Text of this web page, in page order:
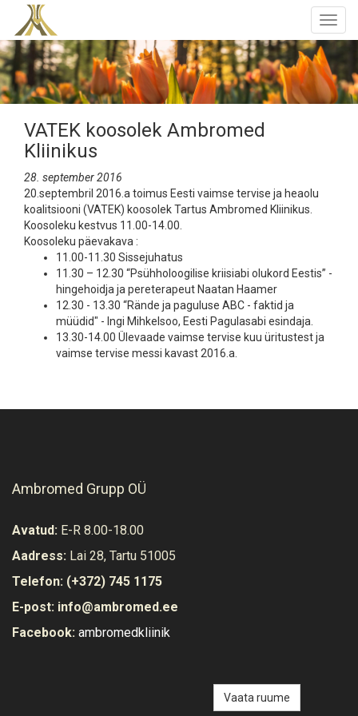
VATEK koosolek Ambromed
Kliinikus
28. september 2016
20.septembril 2016.a toimus Eesti vaimse tervise ja heaolu
koalitsiooni (VATEK) koosolek Tartus Ambromed Kliinikus.
Koosoleku kestvus 11.00-14.00.
Koosoleku päevakava :
11.00-11.30 Sissejuhatus
11.30 – 12.30 “Psühholoogilise kriisiabi olukord Eestis” -
hingehoidja ja pereterapeut Naatan Haamer
12.30 - 13.30 “Rände ja paguluse ABC - faktid ja
müüdid" - Ingi Mihkelsoo, Eesti Pagulasabi esindaja.
13.30-14.00 Ülevaade vaimse tervise kuu üritustest ja
vaimse tervise messi kavast 2016.a.
Ambromed Grupp OÜ
Avatud: E-R 8.00-18.00
Aadress: Lai 28, Tartu 51005
Telefon: (+372) 745 1175
E-post: info@ambromed.ee
Facebook: ambromedkliinik
Vaata ruume